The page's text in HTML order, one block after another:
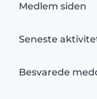
Medlem siden
Seneste
Besvarede